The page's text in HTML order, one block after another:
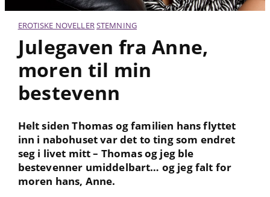
EROTISKE NOVELLERSTEMNING
Julegaven fra Anne,
moren til min
bestevenn
Helt siden Thomas og familien hans flyttet
inn i nabohuset var det to ting som endret
seg i livet mitt – Thomas og jeg ble
bestevenner umiddelbart… og jeg falt for
moren hans, Anne.